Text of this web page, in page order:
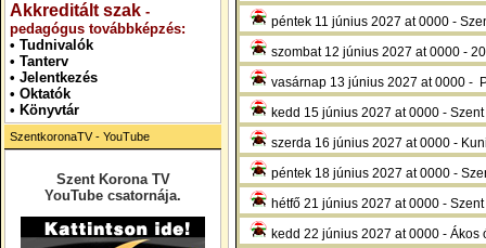
Akkreditált szak -
pedagógus továbbképzés:
• Tudnivalók
• Tanterv
• Jelentkezés
• Oktatók
• Könyvtár
SzentkoronaTV - YouTube
Szent Korona TV
YouTube csatornája.
péntek 11 június 2027 at 0000 -
szombat 12 június 2027 at 0000 -
vasárnap 13 június 2027 at 0000 -
kedd 15 június 2027 at 0000 -
szerda 16 június 2027 at 0000 -
péntek 18 június 2027 at 0000 -
hétfő 21 június 2027 at 0000 -
kedd 22 június 2027 at 0000 - Ákos